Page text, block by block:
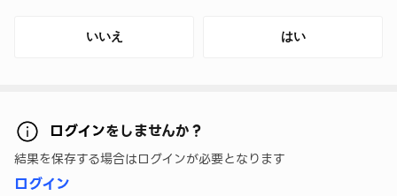
いいえ はい
ログインをしませんか？
結果を保存する場合はログインが必要となります
ログイン